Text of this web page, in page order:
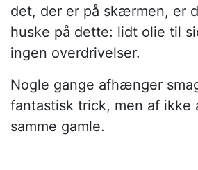
det, der er på skærmen, er
huske på dette: lidt olie til
ingen overdrivelser.
Nogle gange afhænger
fantastisk trick, men af ikke
samme gamle.